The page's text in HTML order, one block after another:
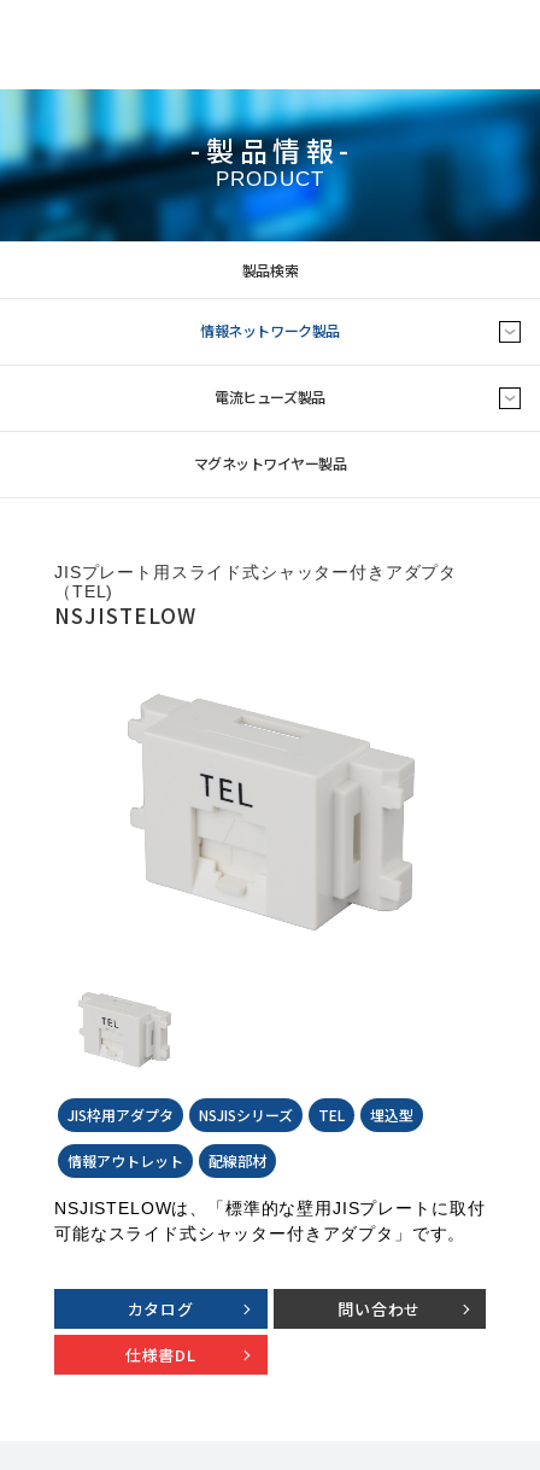
-製品情報-
PRODUCT
製品検索
情報ネットワーク製品
電流ヒューズ製品
マグネットワイヤー製品
JISプレート用スライド式シャッター付きアダプタ
（TEL)
NSJISTELOW
JIS枠用アダプタ NSJISシリーズ TEL 埋込型
情報アウトレット 配線部材
NSJISTELOWは、「標準的な壁用JISプレートに取付
可能なスライド式シャッター付きアダプタ」です。
カタログ
問い合わせ
仕様書DL